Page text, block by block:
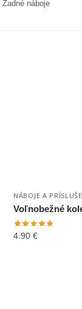
Zadné náboje
NÁBOJE A
Voľnobežné
4.90 €